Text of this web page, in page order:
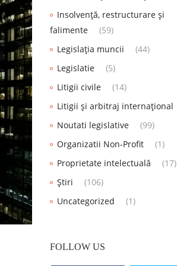
Insolvență, restructurare și
falimente
(59)
Legislația muncii
(44)
Legislatie
(5)
Litigii civile
(14)
Litigii și arbitraj internațional
Noutati legislative
(99)
Organizatii Non-Profit
(1)
Proprietate intelectuală
(17)
Știri
(106)
Uncategorized
(1)
FOLLOW US